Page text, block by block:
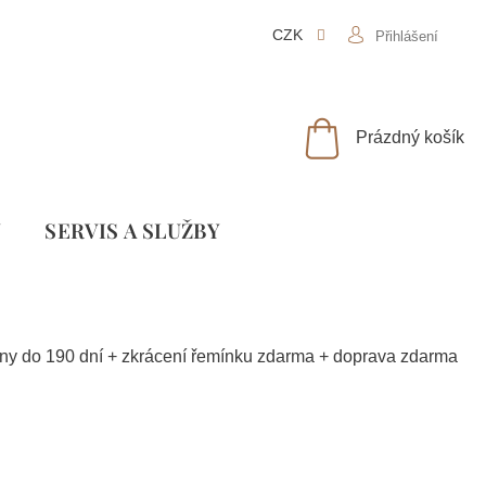
CZK Přihlášení
NÁKUPNÍ
Prázdný košík
SLUŽBY
do 190 dní + zkrácení řemínku zdarma + doprava zdarma